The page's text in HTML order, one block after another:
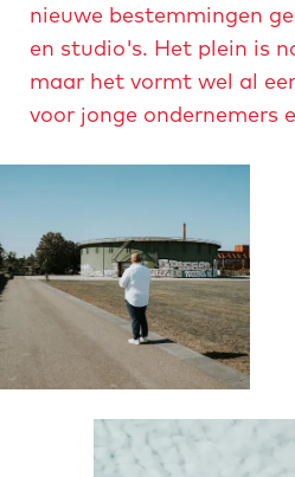
nieuwe bestemmingen
en studio's. Het plein is
maar het vormt wel al
voor jonge ondernemers